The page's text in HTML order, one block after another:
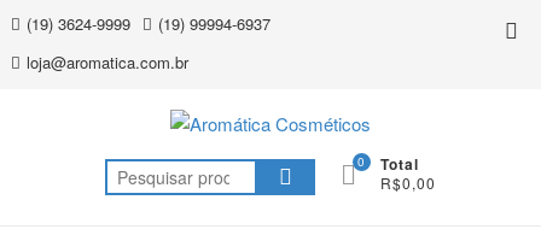
Skip
content
(19) 3624-9999
(19) 99994-6937
loja@aromatica.com.br
Pesquisar
por:
0 Total
R$0,00